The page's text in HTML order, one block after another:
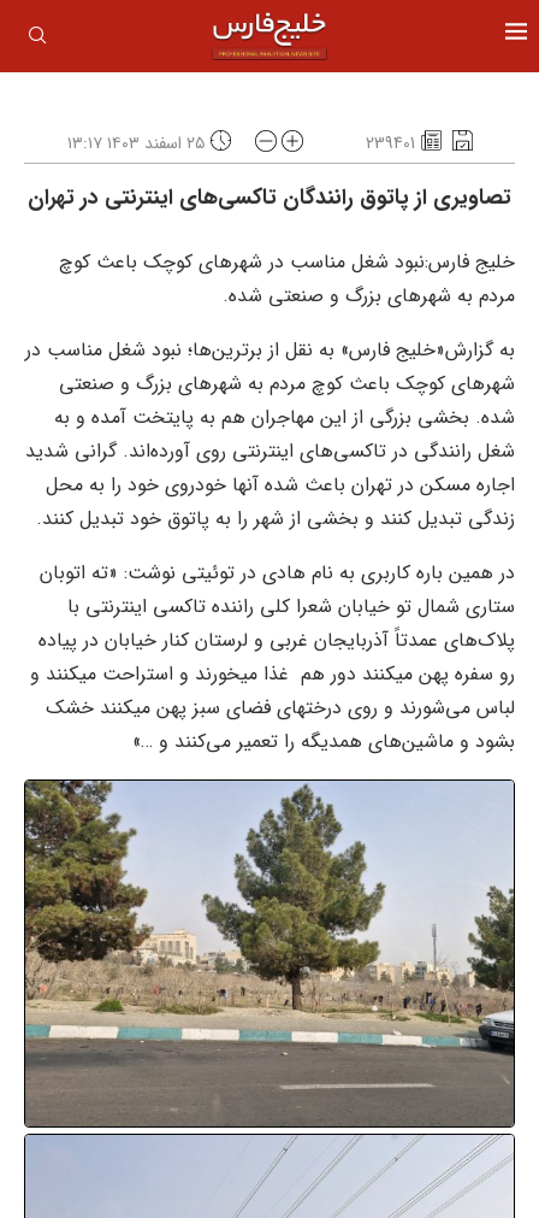
239401 ۲۵ اسفند ۱۴۰۳ ۱۳:۱۷
تصاویری از پاتوق رانندگان تاکسی‌های اینترنتی در تهران
خلیج فارس:نبود شغل مناسب در شهرهای کوچک باعث کوچ
مردم به شهرهای بزرگ و صنعتی شده.
به گزارش«خلیج فارس» به نقل از برترین‌ها؛ نبود شغل مناسب در
شهرهای کوچک باعث کوچ مردم به شهرهای بزرگ و صنعتی
شده. بخشی بزرگی از این مهاجران هم به پایتخت آمده و به
شغل رانندگی در تاکسی‌های اینترنتی روی آورده‌اند. گرانی شدید
اجاره مسکن در تهران باعث شده آنها خودروی خود را به محل
زندگی تبدیل کنند و بخشی از شهر را به پاتوق خود تبدیل کنند.
در همین باره کاربری به نام هادی در توئیتی نوشت: «ته اتوبان
ستاری شمال تو خیابان شعرا کلی راننده تاکسی اینترنتی با
پلاک‌های عمدتاً آذربایجان غربی و لرستان کنار خیابان در پیاده
رو سفره پهن میکنند دور هم غذا میخورند و استراحت میکنند و
لباس می‌شورند و روی درختهای فضای سبز پهن میکنند خشک
بشود و ماشین‌های همدیگه را تعمیر می‌کنند و …»